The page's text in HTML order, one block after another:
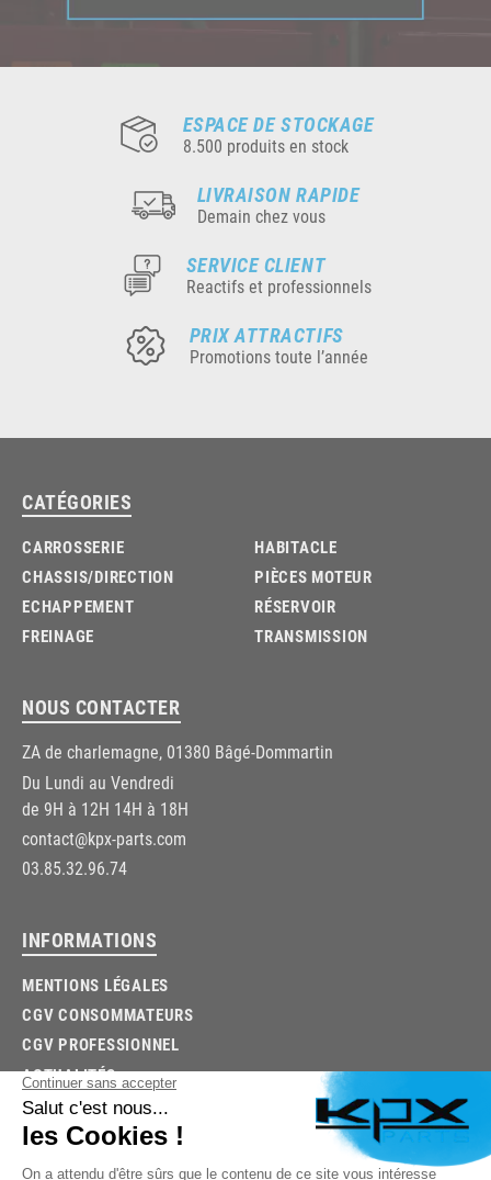
ESPACE DE STOCKAGE
8.500 produits en stock
LIVRAISON RAPIDE
Demain chez vous
SERVICE CLIENT
Reactifs et professionnels
PRIX ATTRACTIFS
Promotions toute l’année
CATÉGORIES
CARROSSERIE
CHASSIS/DIRECTION
ECHAPPEMENT
FREINAGE
HABITACLE
PIÈCES MOTEUR
RÉSERVOIR
TRANSMISSION
NOUS CONTACTER
ZA de charlemagne, 01380 Bâgé-Dommartin
Du Lundi au Vendredi
de 9H à 12H 14H à 18H
contact@kpx-parts.com
03.85.32.96.74
INFORMATIONS
MENTIONS LÉGALES
CGV CONSOMMATEURS
CGV PROFESSIONNEL
ACTUALITÉS